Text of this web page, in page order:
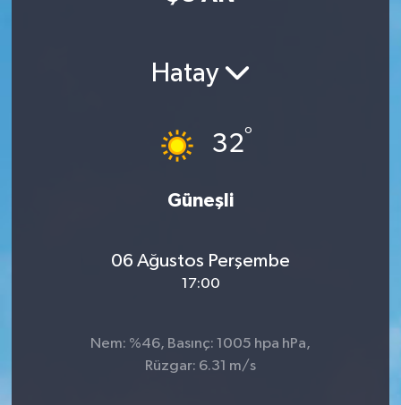
Hatay
32°
Güneşli
06 Ağustos Perşembe
17:00
Nem: %46, Basınç: 1005 hpa hPa,
Rüzgar: 6.31 m/s